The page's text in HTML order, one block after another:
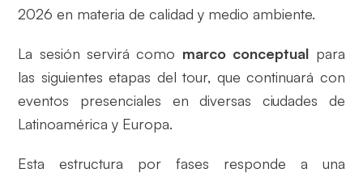
2026 en materia de calidad y medio ambiente.
La sesión servirá como marco conceptual para
las siguientes etapas del tour, que continuará con
eventos presenciales en diversas ciudades de
Latinoamérica y Europa.
Esta estructura por fases responde a una